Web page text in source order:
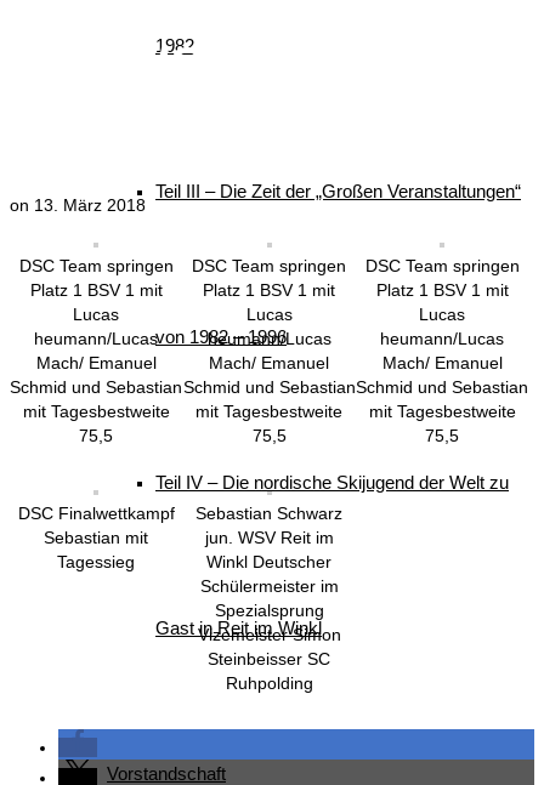
1982
Teil III – Die Zeit der „Großen Veranstaltungen“
von 1982 – 1996
Teil IV – Die nordische Skijugend der Welt zu
Gast in Reit im Winkl
Vorstandschaft
den WSV Reit im
on 13. März 2018
DSC Team springen
Platz 1 BSV 1 mit
Lucas
heumann/Lucas
Mach/ Emanuel
Schmid und Sebastian
mit Tagesbestweite
75,5
DSC Team springen
Platz 1 BSV 1 mit
Lucas
heumann/Lucas
Mach/ Emanuel
Schmid und Sebastian
mit Tagesbestweite
75,5
DSC Team springen
Platz 1 BSV 1 mit
Lucas
heumann/Lucas
Mach/ Emanuel
Schmid und Sebastian
mit Tagesbestweite
75,5
DSC Finalwettkampf
Sebastian mit
Tagessieg
Sebastian Schwarz
jun. WSV Reit im
Winkl Deutscher
Schülermeister im
Spezialsprung
Vizemeister Simon
Steinbeisser SC
Ruhpolding